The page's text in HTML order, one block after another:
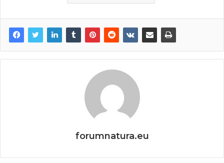
forumnatura.eu